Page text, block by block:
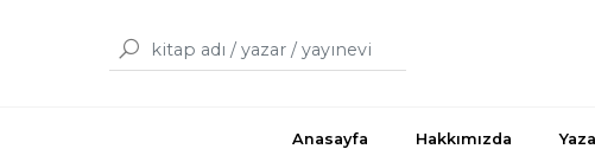
Anasayfa Hakkımızda